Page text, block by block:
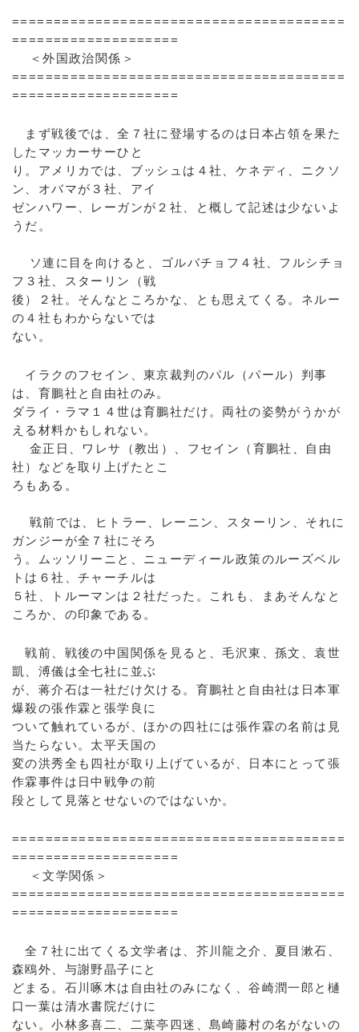
========================================
====================
＜外国政治関係＞
========================================
====================
まず戦後では、全７社に登場するのは日本占領を果た
したマッカーサーひと
り。アメリカでは、ブッシュは４社、ケネディ、ニクソ
ン、オバマが３社、アイ
ゼンハワー、レーガンが２社、と概して記述は少ないよ
うだ。
ソ連に目を向けると、ゴルバチョフ４社、フルシチョ
フ３社、スターリン（戦
後）２社。そんなところかな、とも思えてくる。ネルー
の４社もわからないでは
ない。
イラクのフセイン、東京裁判のパル（パール）判事
は、育鵬社と自由社のみ。
ダライ・ラマ１４世は育鵬社だけ。両社の姿勢がうかが
える材料かもしれない。
金正日、ワレサ（教出）、フセイン（育鵬社、自由
社）などを取り上げたとこ
ろもある。
戦前では、ヒトラー、レーニン、スターリン、それに
ガンジーが全７社にそろ
う。ムッソリーニと、ニューディール政策のルーズベル
トは６社、チャーチルは
５社、トルーマンは２社だった。これも、まあそんなと
ころか、の印象である。
戦前、戦後の中国関係を見ると、毛沢東、孫文、袁世
凱、溥儀は全七社に並ぶ
が、蒋介石は一社だけ欠ける。育鵬社と自由社は日本軍
爆殺の張作霖と張学良に
ついて触れているが、ほかの四社には張作霖の名前は見
当たらない。太平天国の
変の洪秀全も四社が取り上げているが、日本にとって張
作霖事件は日中戦争の前
段として見落とせないのではないか。
========================================
====================
＜文学関係＞
========================================
====================
全７社に出てくる文学者は、芥川龍之介、夏目漱石、
森鴎外、与謝野晶子にと
どまる。石川啄木は自由社のみになく、谷崎潤一郎と樋
口一葉は清水書院だけに
ない。小林多喜二、二葉亭四迷、島崎藤村の名がないの